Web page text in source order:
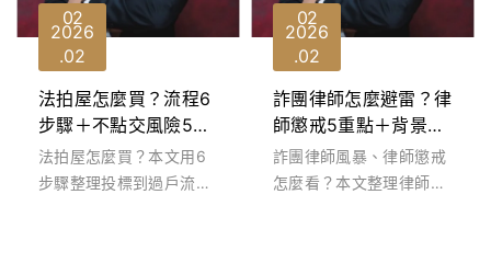
02
02
2026
法拍屋怎麼買？流程6
步驟＋不點交風險5重
點破解海蟑螂
法拍屋怎麼買？本文用6
步驟整理投標到過戶流
02
02
2026
詐團律師怎麼避雷？律
師懲戒5重點＋背景查
詢3步驟
詐團律師風暴、律師懲戒
怎麼看？本文整理律師法